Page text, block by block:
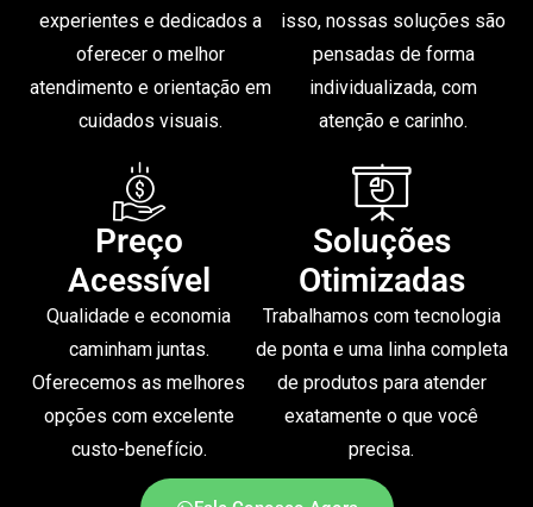
experientes e dedicados a
oferecer o melhor
atendimento e orientação em
cuidados visuais.
isso, nossas soluções são
pensadas de forma
individualizada, com
atenção e carinho.
Preço
Acessível
Qualidade e economia
caminham juntas.
Oferecemos as melhores
opções com excelente
custo-benefício.
Soluções
Otimizadas
Trabalhamos com tecnologia
de ponta e uma linha completa
de produtos para atender
exatamente o que você
precisa.